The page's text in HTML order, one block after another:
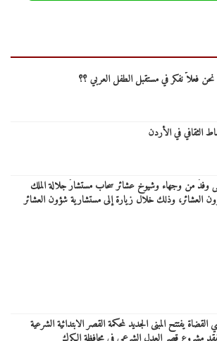
فعلاً نفكر في مستقبل الطفل العربي ؟؟
الثقافي في الأردن
وفدٌ من وجهاء وشيوخ عشائر سحاب مستشارَ جلالة الملك
العشائر، وذلك خلال زيارة إلى مستشارية شؤون العشائر
القضاة يفتتح المبنى الجديد لمحكمة القصر الابتدائية الشرعية